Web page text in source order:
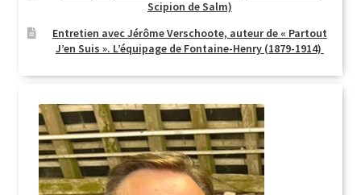
Scipion de Salm)
Entretien avec Jérôme Verschoote, auteur de « Partout
J’en Suis ». L’équipage de Fontaine-Henry (1879-1914)